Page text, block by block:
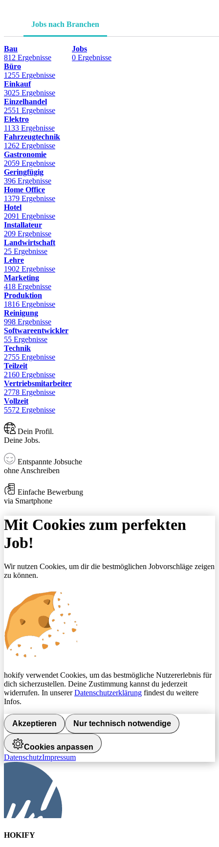
Jobs nach Branchen
Bau
812 Ergebnisse
Büro
1255 Ergebnisse
Einkauf
3025 Ergebnisse
Einzelhandel
2551 Ergebnisse
Elektro
1133 Ergebnisse
Fahrzeugtechnik
1262 Ergebnisse
Gastronomie
2059 Ergebnisse
Geringfügig
396 Ergebnisse
Home Office
1379 Ergebnisse
Hotel
2091 Ergebnisse
Installateur
209 Ergebnisse
Landwirtschaft
25 Ergebnisse
Lehre
1902 Ergebnisse
Marketing
418 Ergebnisse
Produktion
1816 Ergebnisse
Reinigung
998 Ergebnisse
Softwareentwickler
55 Ergebnisse
Technik
2755 Ergebnisse
Teilzeit
2160 Ergebnisse
Vertriebsmitarbeiter
2778 Ergebnisse
Vollzeit
5572 Ergebnisse
Jobs
0 Ergebnisse
Dein Profil.
Deine Jobs.
Entspannte Jobsuche
ohne Anschreiben
Einfache Bewerbung
via Smartphone
Mit Cookies zum perfekten
Job!
Wir nutzen Cookies, um dir die bestmöglichen Jobvorschläge zeigen
zu können.
hokify verwendet Cookies, um das bestmögliche Nutzererlebnis für
dich sicherzustellen. Deine Zustimmung kannst du jederzeit
widerrufen. In unsererDatenschutzerklärung findest du weitere
Infos.
Akzeptieren Nur technisch notwendige
Cookies anpassen
DatenschutzImpressum
HOKIFY